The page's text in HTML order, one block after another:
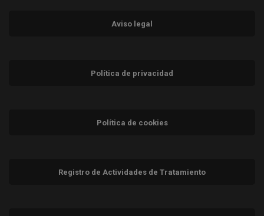
Aviso legal
Política de privacidad
Política de cookies
Registro de Actividades de Tratamiento